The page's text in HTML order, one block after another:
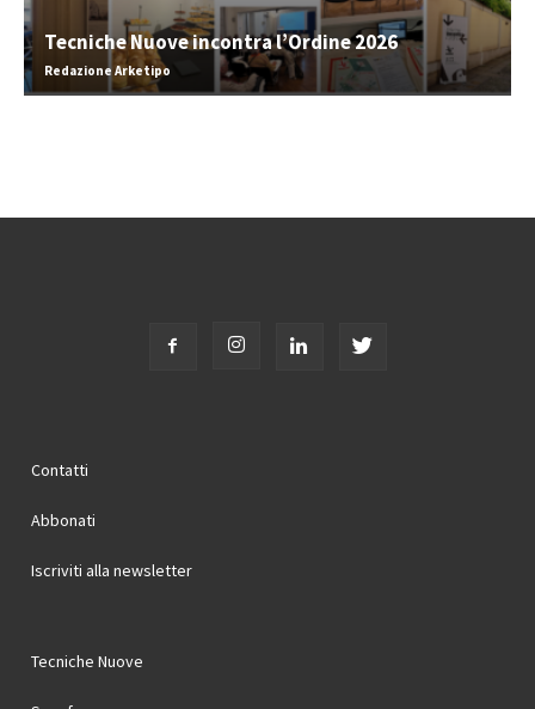
Tecniche Nuove incontra l’Ordine 2026
Redazione Arketipo
Contatti
Abbonati
Iscriviti alla newsletter
Tecniche Nuove